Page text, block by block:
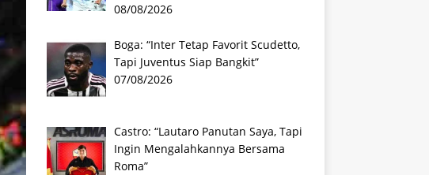
08/08/2026
Boga: “Inter Tetap Favorit Scudetto,
Tapi Juventus Siap Bangkit”
07/08/2026
Castro: “Lautaro Panutan Saya, Tapi
Ingin Mengalahkannya Bersama
Roma”